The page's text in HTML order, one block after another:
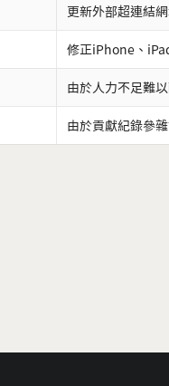
更新外部超連結
修正iPhone、
由於人力不足難
由於貢獻紀錄參